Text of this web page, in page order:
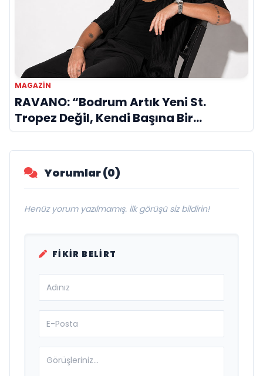
MAGAZIN
RAVANO: “Bodrum Artık Yeni St.
Tropez Değil, Kendi Başına Bir
Referans”
Yorumlar (0)
Henüz yorum yazılmamış. İlk görüşü siz bildirin!
FIKIR BELIRT